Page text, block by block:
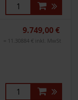
9.749,00 €
= 11.30884 € inkl. MwSt